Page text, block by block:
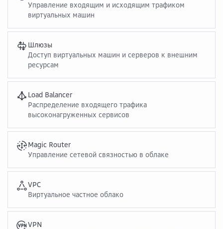
Управление входящим и исходящим трафиком
виртуальных машин
Шлюзы
Доступ виртуальных машин и серверов к внешним
ресурсам
Load Balancer
Распределение входящего трафика
высоконагруженных сервисов
Magic Router
Управление сетевой связностью в облаке
VPC
Виртуальное частное облако
VPN